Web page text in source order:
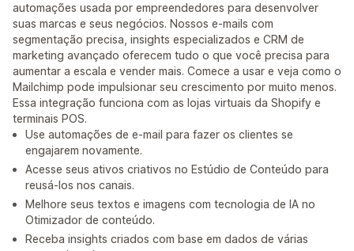
automações usada por empreendedores para desenvolver
suas marcas e seus negócios. Nossos e-mails com
segmentação precisa, insights especializados e CRM de
marketing avançado oferecem tudo o que você precisa para
aumentar a escala e vender mais. Comece a usar e veja como o
Mailchimp pode impulsionar seu crescimento por muito menos.
Essa integração funciona com as lojas virtuais da Shopify e
terminais POS.
Use automações de e-mail para fazer os clientes se
engajarem novamente.
Acesse seus ativos criativos no Estúdio de Conteúdo para
reusá-los nos canais.
Melhore seus textos e imagens com tecnologia de IA no
Otimizador de conteúdo.
Receba insights criados com base em dados de várias